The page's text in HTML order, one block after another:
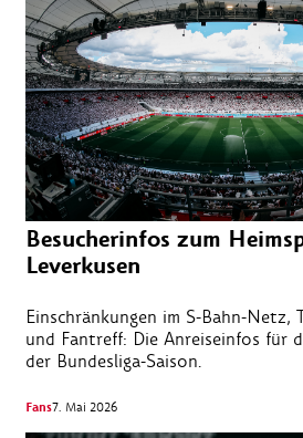
Besucherinfos zum
Leverkusen
Einschränkungen im S-Bahn-
und Fantreff: Die Anreiseinfos für
der Bundesliga-Saison.
Fans7. Mai 2026